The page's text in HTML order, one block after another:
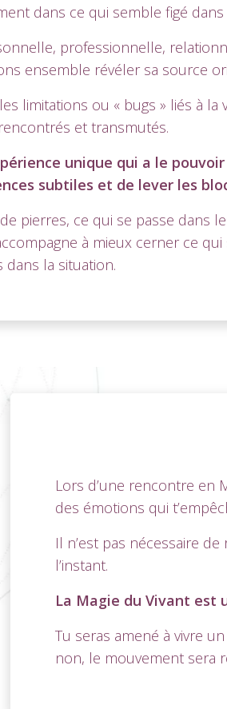
dans ce qui semble figé dans
professionnelle,
ensemble révéler sa source
limitations ou « bugs » liés à la
et transmutés.
unique qui a le pouvoir
subtiles et de lever les
de pierres, ce qui se passe dans
à mieux cerner ce
dans la situation.
Lors d’une rencontre en
des émotions qui
Il n’est pas nécessaire
l’instant.
La Magie du Vivant est
Tu seras amené à vivre
non, le mouvement sera